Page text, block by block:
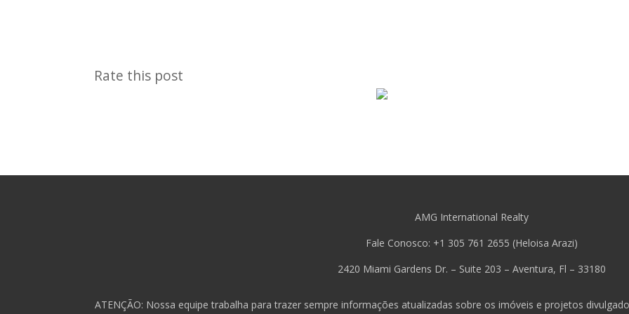
Rate this post
AMG International Realty
Fale Conosco: +1 305 761 2655 (Heloisa Arazi)
2420 Miami Gardens Dr. – Suite 203 – Aventura, Fl – 33180
ATENÇÃO: Nossa equipe trabalha para trazer sempre informações atualizadas sobre os imóveis e projetos